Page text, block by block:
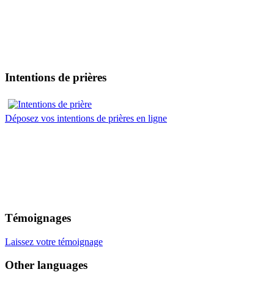
Intentions de prières
Déposez vos intentions de prières en ligne
Témoignages
Laissez votre témoignage
Other languages